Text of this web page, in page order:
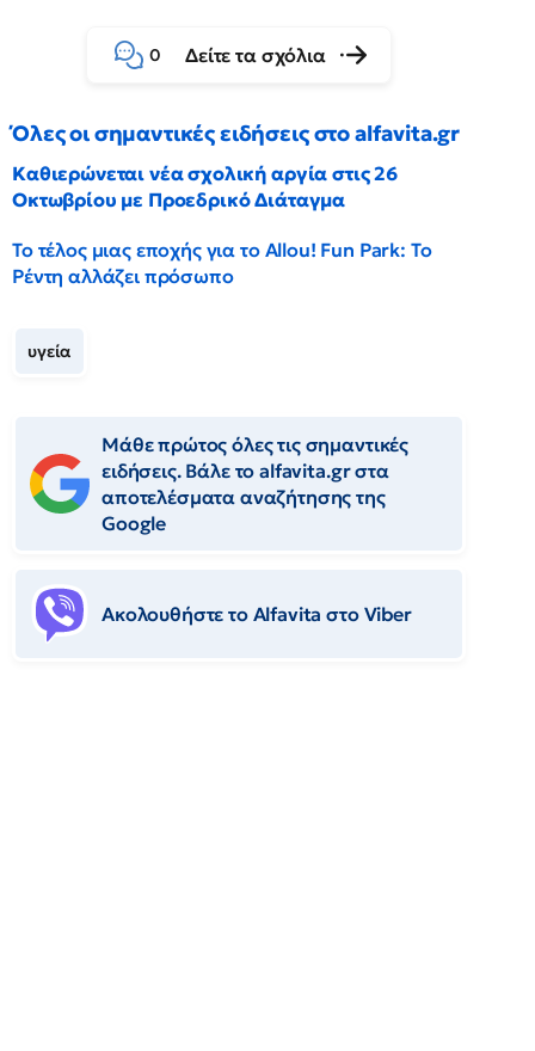
0 Δείτε τα σχόλια
Όλες οι σημαντικές ειδήσεις στο alfavita.gr
Καθιερώνεται νέα σχολική αργία στις 26
Οκτωβρίου με Προεδρικό Διάταγμα
Το τέλος μιας εποχής για το Allou! Fun Park: Το
Ρέντη αλλάζει πρόσωπο
υγεία
Μάθε πρώτος όλες τις σημαντικές
ειδήσεις. Βάλε το alfavita.gr στα
αποτελέσματα αναζήτησης της
Google
Ακολουθήστε το Αlfavita στο Viber